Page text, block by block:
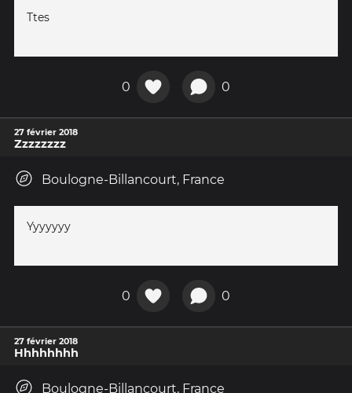
Ttes
0 0
27 février 2018
Zzzzzzzz
Boulogne-Billancourt, France
Yyyyyyy
0 0
27 février 2018
Hhhhhhhh
Boulogne-Billancourt, France